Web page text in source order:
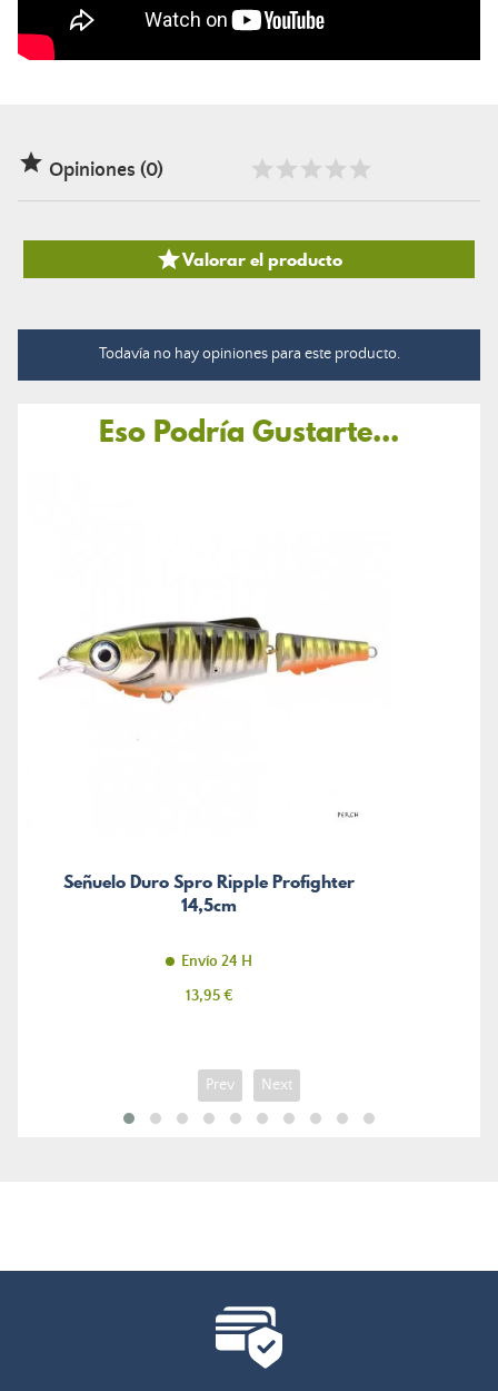
 Opiniones (0)
Valorar el producto
Todavía no hay opiniones para este producto.
Eso Podría Gustarte...
Señuelo Duro Spro Ripple Profighter
14,5cm
Envío 24 H
Precio
13,95 €
Prev Next